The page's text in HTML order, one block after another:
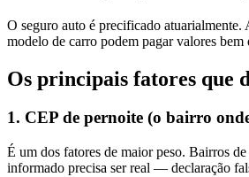
O seguro auto é precificado atuarialmente.
modelo de carro podem pagar valores
Os principais fatores que
1. CEP de pernoite (o bairro
É um dos fatores de maior peso. Bairros
informado precisa ser real — declaração